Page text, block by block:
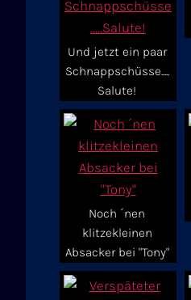
Und jetzt ein paar
Schnappschüsse.....
Salute!
Noch ´nen
klitzekleinen
Absacker bei "Tony"